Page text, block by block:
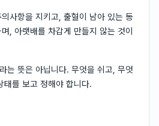
사항을 지키고, 출혈이 남아 있는 동
, 아랫배를 차갑게 만들지 않는 것이
는 뜻은 아닙니다. 무엇을 쉬고, 무엇
태를 보고 정해야 합니다.